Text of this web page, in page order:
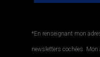
*En renseignant mon
newsletters cochées.